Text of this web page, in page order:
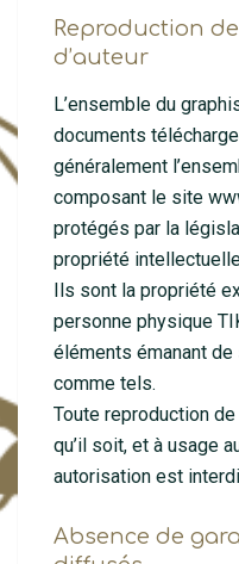
Reproduction
d’auteur
L’ensemble du
documents
généralement
composant le site
protégés par la
propriété
Ils sont la propriété
personne physique
éléments émanant
comme tels.
Toute reproduction
qu’il soit, et à usage
autorisation est
Absence de